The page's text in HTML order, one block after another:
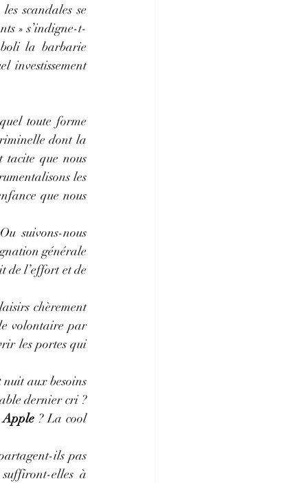
scandales se
» s’indigne-t-
la barbarie
investissement
toute forme
dont la
tacite que nous
les
que nous
suivons-nous
générale
de l’effort et de
chèrement
volontaire par
les portes qui
aux besoins
dernier cri ?
? La cool
ils pas
elles à